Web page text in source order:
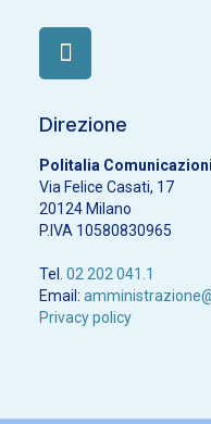
Direzione
Politalia
Via Felice Casati, 17
20124 Milano
P.IVA 10580830965
Tel. 02 202 041.1
Email:
Privacy policy